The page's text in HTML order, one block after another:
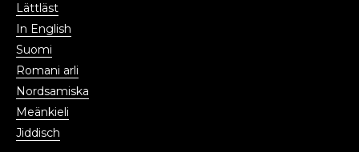
Lättläst
In English
Suomi
Romani arli
Nordsamiska
Meänkieli
Jiddisch